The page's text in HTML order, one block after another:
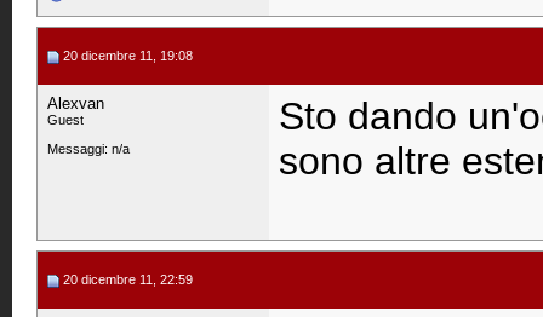
20 dicembre 11, 19:08
Alexvan
Guest
Messaggi: n/a
Sto dando
sono altre
20 dicembre 11, 22:59